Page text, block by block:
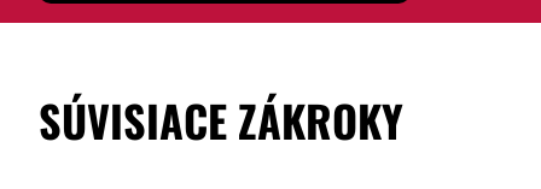
SÚVISIACE ZÁKROKY